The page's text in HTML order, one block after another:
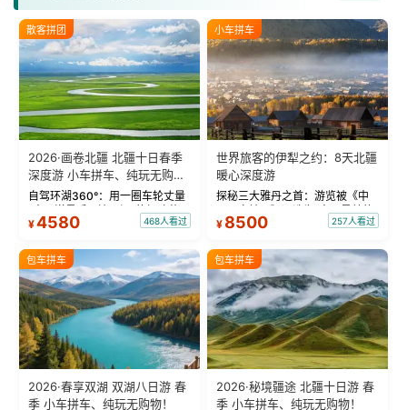
散客拼团
2026·画卷北疆 北疆十日春季
深度游 小车拼车、纯玩无购
物！
自驾环湖360°：用一圈车轮丈量
“大西洋最后一滴眼泪”的极致蔚
蓝。 赛湖旅拍：甄选多款风格服
绝美瞬间。 赛湖坦克300跟车视
频：专业摄影师...
¥4580 468人看过
小车拼车
世界旅客的伊犁之约：8天北疆
暖心深度游
探秘三大雅丹之首：游览被《中
国国家地理》评选为“中国最美的
三大雅丹”第一名的克拉玛依魔鬼
瓦人最大村落——禾木村，欣赏
晨雾与小木...
¥ 8500 257人看过
包车拼车
2026·春享双湖 双湖八日游 春
季 小车拼车、纯玩无购物！
包车拼车
2026·秘境疆途 北疆十日游 春
季 小车拼车、纯玩无购物！